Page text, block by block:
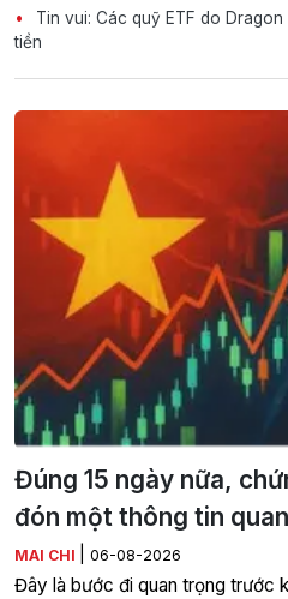
Tin vui: Các quỹ ETF do
tiền
Đúng 15 ngày nữa,
đón một thông tin
MAI CHI 06-08-2026
Đây là bước đi quan trọng trước